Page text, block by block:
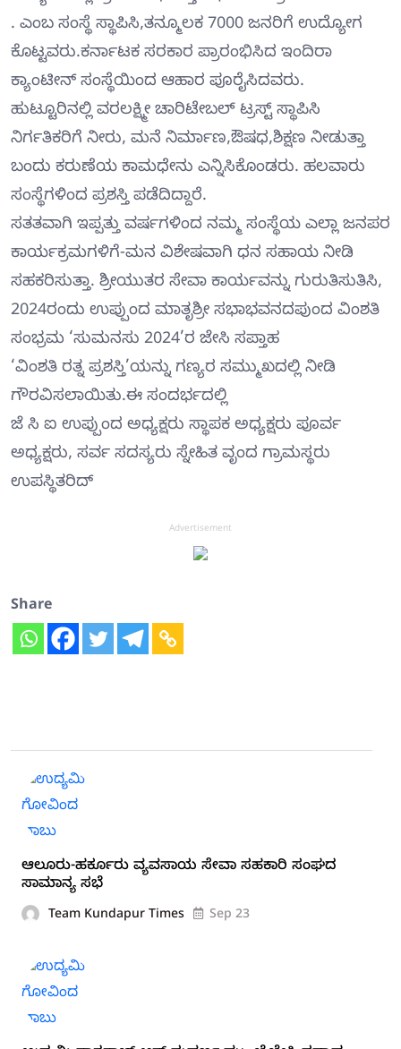
. ಎಂಬ ಸಂಸ್ಥೆ ಸ್ಥಾಪಿಸಿ,ತನ್ಮೂಲಕ 7000 ಜನರಿಗೆ ಉದ್ಯೋಗ
ಕೊಟ್ಟವರು.ಕರ್ನಾಟಕ ಸರಕಾರ ಪ್ರಾರಂಭಿಸಿದ ಇಂದಿರಾ
ಕ್ಯಾಂಟೀನ್ ಸಂಸ್ಥೆಯಿಂದ ಆಹಾರ ಪೂರೈಸಿದವರು.
ಹುಟ್ಟೂರಿನಲ್ಲಿ ವರಲಕ್ಷ್ಮೀ ಚಾರಿಟೇಬಲ್ ಟ್ರಸ್ಟ್ ಸ್ಥಾಪಿಸಿ
ನಿರ್ಗತಿಕರಿಗೆ ನೀರು, ಮನೆ ನಿರ್ಮಾಣ,ಔಷಧ,ಶಿಕ್ಷಣ ನೀಡುತ್ತಾ
ಬಂದು ಕರುಣೆಯ ಕಾಮಧೇನು ಎನ್ನಿಸಿಕೊಂಡರು. ಹಲವಾರು
ಸಂಸ್ಥೆಗಳಿಂದ ಪ್ರಶಸ್ತಿ ಪಡೆದಿದ್ದಾರೆ.
ಸತತವಾಗಿ ಇಪ್ಪತ್ತು ವರ್ಷಗಳಿಂದ ನಮ್ಮ ಸಂಸ್ಥೆಯ ಎಲ್ಲಾ ಜನಪರ
ಕಾರ್ಯಕ್ರಮಗಳಿಗೆ-ಮನ ವಿಶೇಷವಾಗಿ ಧನ ಸಹಾಯ ನೀಡಿ
ಸಹಕರಿಸುತ್ತಾ. ಶ್ರೀಯುತರ ಸೇವಾ ಕಾರ್ಯವನ್ನು ಗುರುತಿಸುತಿಸಿ,
2024ರಂದು ಉಪ್ಪುಂದ ಮಾತೃಶ್ರೀ ಸಭಾಭವನದಪುಂದ ವಿಂಶತಿ
ಸಂಭ್ರಮ ‘ಸುಮನಸು 2024’ರ ಜೇಸಿ ಸಪ್ತಾಹ
‘ವಿಂಶತಿ ರತ್ನ ಪ್ರಶಸ್ತಿ’ಯನ್ನು ಗಣ್ಯರ ಸಮ್ಮುಖದಲ್ಲಿ ನೀಡಿ
ಗೌರವಿಸಲಾಯಿತು.ಈ ಸಂದರ್ಭದಲ್ಲಿ
ಜೆ ಸಿ ಐ ಉಪ್ಪುಂದ ಅಧ್ಯಕ್ಷರು ಸ್ಥಾಪಕ ಅಧ್ಯಕ್ಷರು ಪೂರ್ವ
ಅಧ್ಯಕ್ಷರು, ಸರ್ವ ಸದಸ್ಯರು ಸ್ನೇಹಿತ ವೃಂದ ಗ್ರಾಮಸ್ಥರು
ಉಪಸ್ಥಿತರಿದ್
Advertisement
Share
ಆಲೂರು-ಹರ್ಕೂರು ವ್ಯವಸಾಯ ಸೇವಾ ಸಹಕಾರಿ ಸಂಘದ
ಸಾಮಾನ್ಯ ಸಭೆ
Team Kundapur Times Sep 23